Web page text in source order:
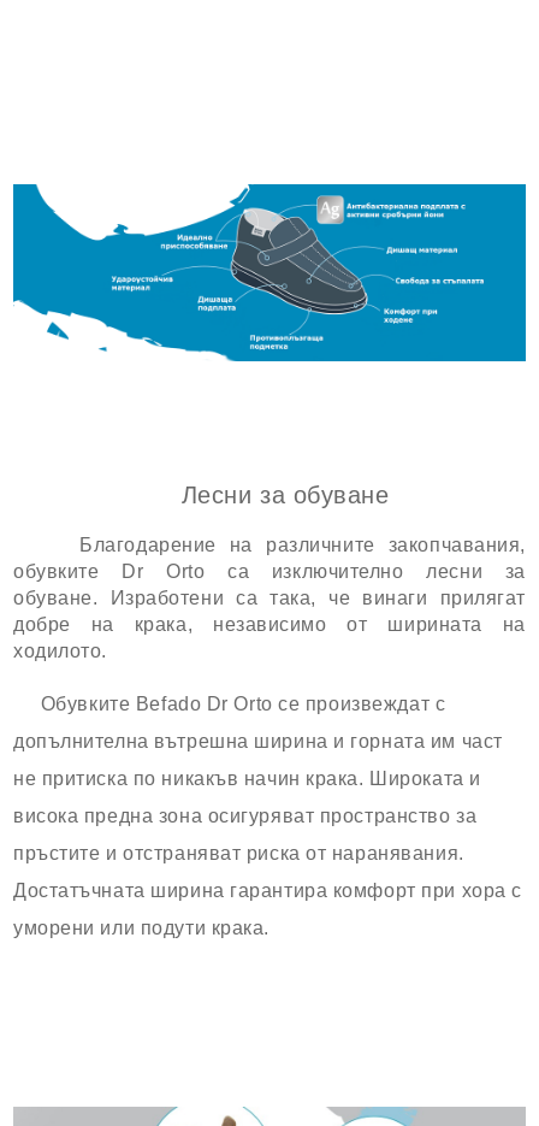
Лесни за обуване
Благодарение на различните закопчавания,
обувките Dr Orto са изключително лесни за
обуване.
Изработени са така, че винаги прилягат
добре на крака, независимо от ширината на
ходилото.
Обувките Befado Dr Orto се произвеждат с
допълнителна вътрешна ширина и горната им част
не притиска по никакъв начин крака. Широката и
висока предна зона осигуряват пространство за
пръстите и отстраняват риска от наранявания.
Достатъчната ширина гарантира комфорт при хора с
уморени или подути крака.